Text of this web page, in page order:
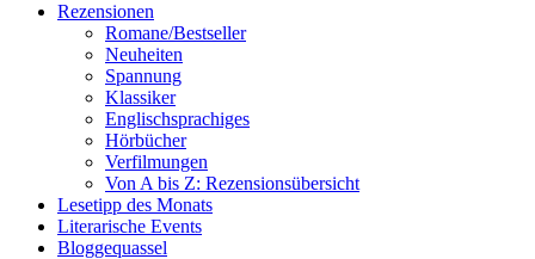
Rezensionen
Romane/Bestseller
Neuheiten
Spannung
Klassiker
Englischsprachiges
Hörbücher
Verfilmungen
Von A bis Z: Rezensionsübersicht
Lesetipp des Monats
Literarische Events
Bloggequassel